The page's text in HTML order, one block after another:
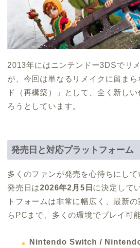
2013年にはニンテンドー3DSでリ
が、今回は単なるリメイクに留ま
ド（再構築）」として、全く新し
ろうとしています。
発売日と対応プラットフォーム
多くのファンが発売を心待ちにして
発売日は2026年2月5日 に決定して
トフォームは非常に幅広く、最新
らPCまで、多くの環境でプレイ可
Nintendo Switch /